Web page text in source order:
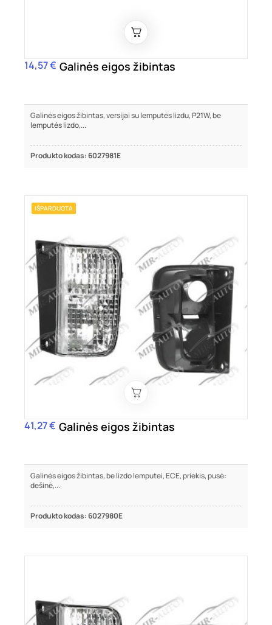
Kaina
14,57 € Galinės eigos žibintas
Galinės eigos žibintas, versijai su lemputės lizdu, P21W, be
lemputės lizdo,...
Produkto kodas: 6027981E
IŠPARDUOTA
Kaina
41,27 € Galinės eigos žibintas
Galinės eigos žibintas, be lizdo lemputei, ECE, priekis, pusė:
dešinė,...
Produkto kodas: 6027980E